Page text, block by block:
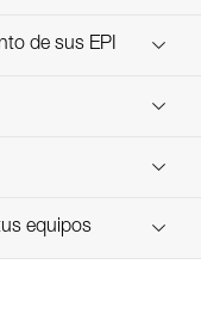
de sus EPI
ES
suivi-ES
equipos